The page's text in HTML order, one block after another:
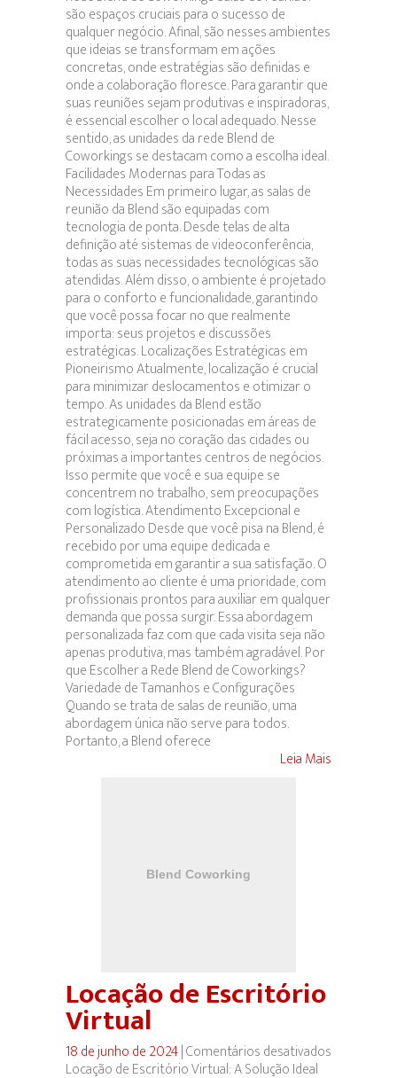
Reunião
são espaços cruciais para o sucesso de
qualquer negócio. Afinal, são nesses ambientes
que ideias se transformam em ações
concretas, onde estratégias são definidas e
onde a colaboração floresce. Para garantir que
suas reuniões sejam produtivas e inspiradoras,
é essencial escolher o local adequado. Nesse
sentido, as unidades da rede Blend de
Coworkings se destacam como a escolha ideal.
Facilidades Modernas para Todas as
Necessidades Em primeiro lugar, as salas de
reunião da Blend são equipadas com
tecnologia de ponta. Desde telas de alta
definição até sistemas de videoconferência,
todas as suas necessidades tecnológicas são
atendidas. Além disso, o ambiente é projetado
para o conforto e funcionalidade, garantindo
que você possa focar no que realmente
importa: seus projetos e discussões
estratégicas. Localizações Estratégicas em
Pioneirismo Atualmente, localização é crucial
para minimizar deslocamentos e otimizar o
tempo. As unidades da Blend estão
estrategicamente posicionadas em áreas de
fácil acesso, seja no coração das cidades ou
próximas a importantes centros de negócios.
Isso permite que você e sua equipe se
concentrem no trabalho, sem preocupações
com logística. Atendimento Excepcional e
Personalizado Desde que você pisa na Blend, é
recebido por uma equipe dedicada e
comprometida em garantir a sua satisfação. O
atendimento ao cliente é uma prioridade, com
profissionais prontos para auxiliar em qualquer
demanda que possa surgir. Essa abordagem
personalizada faz com que cada visita seja não
apenas produtiva, mas também agradável. Por
que Escolher a Rede Blend de Coworkings?
Variedade de Tamanhos e Configurações
Quando se trata de salas de reunião, uma
abordagem única não serve para todos.
Portanto, a Blend oferece
Leia Mais
Locação de Escritório
Virtual
18 de junho de 2024|Comentários desativados
Locação de Escritório Virtual: A Solução Ideal